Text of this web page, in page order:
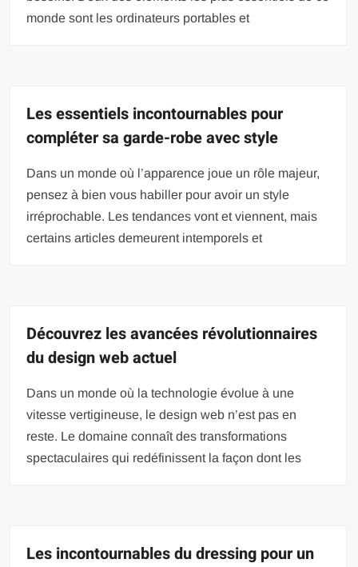
monde sont les ordinateurs portables et
Les essentiels incontournables pour
compléter sa garde-robe avec style
Dans un monde où l’apparence joue un rôle majeur,
pensez à bien vous habiller pour avoir un style
irréprochable. Les tendances vont et viennent, mais
certains articles demeurent intemporels et
Découvrez les avancées révolutionnaires
du design web actuel
Dans un monde où la technologie évolue à une
vitesse vertigineuse, le design web n’est pas en
reste. Le domaine connaît des transformations
spectaculaires qui redéfinissent la façon dont les
Les incontournables du dressing pour un